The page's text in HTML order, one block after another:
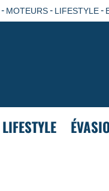
- MOTEURS- LIFESTYLE-
LIFESTYLE